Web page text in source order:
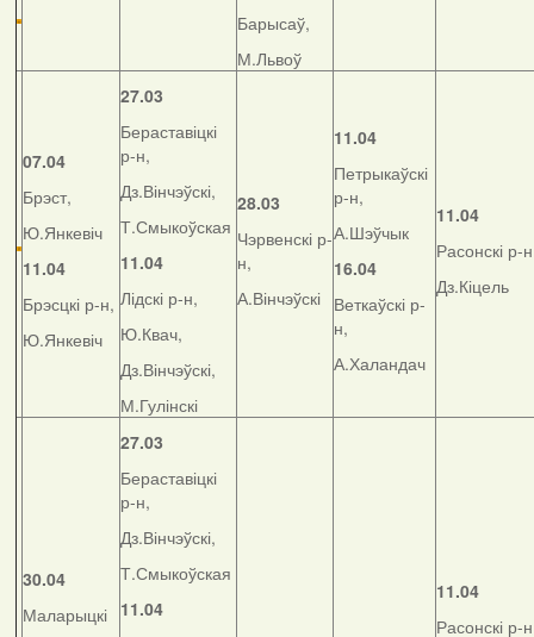
Барысаў,
М.Львоў
07.04
Брэст,
Ю.Янкевіч
11.04
Брэсцкі р-н,
Ю.Янкевіч
27.03
Бераставіцкі
р-н,
Дз.Вінчэўскі,
Т.Смыкоўская
11.04
Лідскі р-н,
Ю.Квач,
Дз.Вінчэўскі,
М.Гулінскі
28.03
Чэрвенскі р-
н,
А.Вінчэўскі
11.04
Петрыкаўскі
р-н,
А.Шэўчык
16.04
Веткаўскі р-
н,
А.Халандач
11.04
Расонскі р-
Дз.Кіцель
30.04
Маларыцкі
27.03
Бераставіцкі
р-н,
Дз.Вінчэўскі,
Т.Смыкоўская
11.04
11.04
Расонскі р-